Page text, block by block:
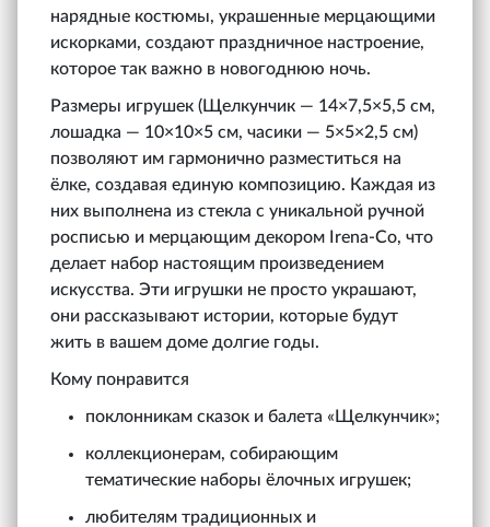
нарядные костюмы, украшенные мерцающими
искорками, создают праздничное настроение,
которое так важно в новогоднюю ночь.
Размеры игрушек (Щелкунчик — 14×7,5×5,5 см,
лошадка — 10×10×5 см, часики — 5×5×2,5 см)
позволяют им гармонично разместиться на
ёлке, создавая единую композицию. Каждая из
них выполнена из стекла с уникальной ручной
росписью и мерцающим декором Irena‑Co, что
делает набор настоящим произведением
искусства. Эти игрушки не просто украшают,
они рассказывают истории, которые будут
жить в вашем доме долгие годы.
Кому понравится
поклонникам сказок и балета «Щелкунчик»;
коллекционерам, собирающим
тематические наборы ёлочных игрушек;
любителям традиционных и